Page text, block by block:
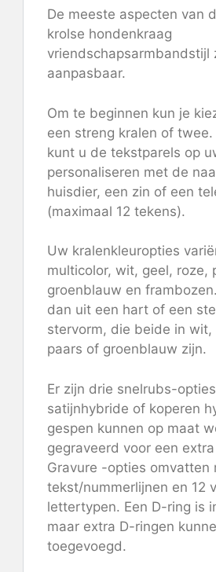
De meeste aspecten van
krolse hondenkraag
vriendschapsarmbandstijl
aanpasbaar.
Om te beginnen kun je
een streng kralen of twee.
kunt u de tekstparels op
personaliseren met de
huisdier, een zin of een
(maximaal 12 tekens).
Uw kralenkleuropties
multicolor, wit, geel, roze,
groenblauw en
dan uit een hart of een
stervorm, die beide in wit,
paars of groenblauw zijn.
Er zijn drie snelrubs-
satijnhybride of koperen
gespen kunnen op maat
gegraveerd voor een
Gravure -opties omvatten
tekst/nummerlijnen en 12
lettertypen. Een D-ring is
maar extra D-ringen
toegevoegd.